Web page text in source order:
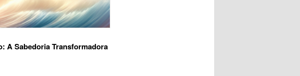
A Sabedoria Transformadora